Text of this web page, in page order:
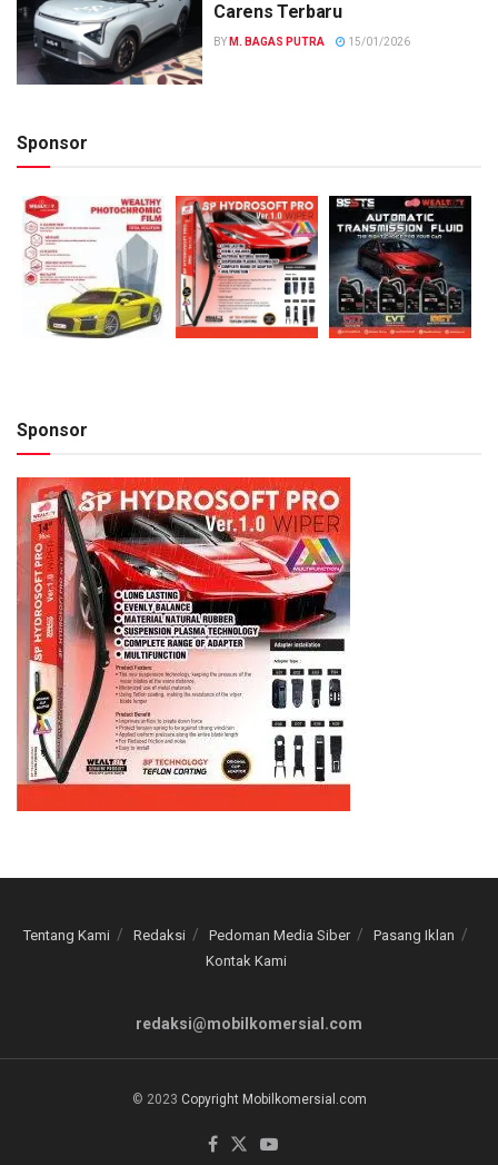
Carens Terbaru
BY M. BAGAS PUTRA 15/01/2026
Sponsor
Sponsor
Tentang Kami Redaksi Pedoman Media Siber
Pasang Iklan
Kontak Kami
redaksi@mobilkomersial.com
© 2023 Copyright Mobilkomersial.com